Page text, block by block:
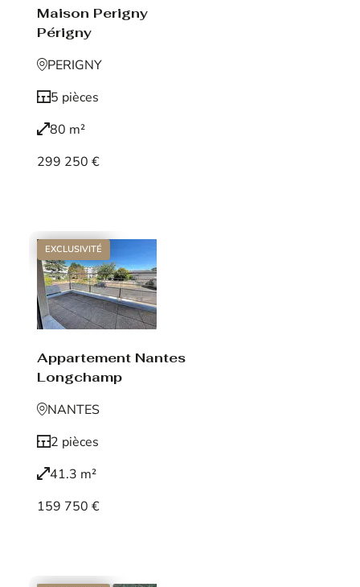
Maison Perigny
Périgny
PERIGNY
5 pièces
80 m²
299 250 €
EXCLUSIVITÉ
Appartement Nantes
Longchamp
NANTES
2 pièces
41.3 m²
159 750 €